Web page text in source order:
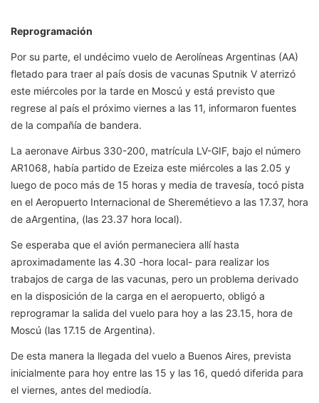
Reprogramación
Por su parte, el undécimo vuelo de Aerolíneas Argentinas (AA)
fletado para traer al país dosis de vacunas Sputnik V aterrizó
este miércoles por la tarde en Moscú y está previsto que
regrese al país el próximo viernes a las 11, informaron fuentes
de la compañía de bandera.
La aeronave Airbus 330-200, matrícula LV-GIF, bajo el número
AR1068, había partido de Ezeiza este miércoles a las 2.05 y
luego de poco más de 15 horas y media de travesía, tocó pista
en el Aeropuerto Internacional de Sheremétievo a las 17.37, hora
de aArgentina, (las 23.37 hora local).
Se esperaba que el avión permaneciera allí hasta
aproximadamente las 4.30 -hora local- para realizar los
trabajos de carga de las vacunas, pero un problema derivado
en la disposición de la carga en el aeropuerto, obligó a
reprogramar la salida del vuelo para hoy a las 23.15, hora de
Moscú (las 17.15 de Argentina).
De esta manera la llegada del vuelo a Buenos Aires, prevista
inicialmente para hoy entre las 15 y las 16, quedó diferida para
el viernes, antes del mediodía.